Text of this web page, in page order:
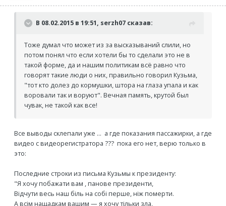
В 08.02.2015 в 19:51, serzh07 сказав:
Тоже думал что может из за высказываний слили, но
потом понял что если хотели бы то сделали это не в
такой форме, да и нашим политикам всё равно что
говорят такие люди о них, правильно говорил Кузьма,
"тот кто долез до кормушки, штора на глаза упала и как
воровали так и воруют". Вечная память, крутой был
чувак, не такой как все!
Все выводы склепали уже ... а где показания пассажирки, а где
видео с видеорегистратора ??? пока его нет, верю только в
это:
Последние строки из письма Кузьмы к президенту:
"Я хочу побажати вам , панове президенти,
Відчути весь наш біль на собі перше, ніж померти.
А всім нащадкам вашим — я хочу тільки зла,